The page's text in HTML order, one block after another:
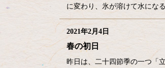
に変わり、氷が溶けて水にな
2021年2月4日
春の初日
昨日は、二十四節季の一つ「